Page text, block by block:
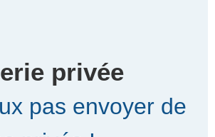
privée
pas envoyer de